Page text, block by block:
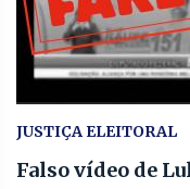
JUSTIÇA ELEITORAL
Falso vídeo de